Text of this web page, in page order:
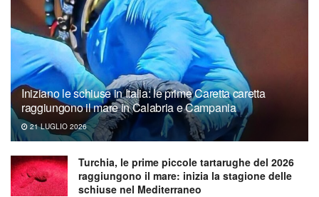
Iniziano le schiuse in Italia: le prime Caretta caretta
raggiungono il mare in Calabria e Campania
21 LUGLIO 2026
Turchia, le prime piccole tartarughe del 2026
raggiungono il mare: inizia la stagione delle
schiuse nel Mediterraneo